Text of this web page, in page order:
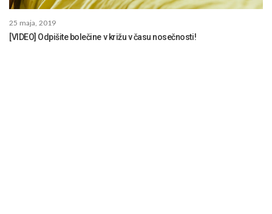
25 maja, 2019
[VIDEO] Odpišite bolečine v križu v času nosečnosti!